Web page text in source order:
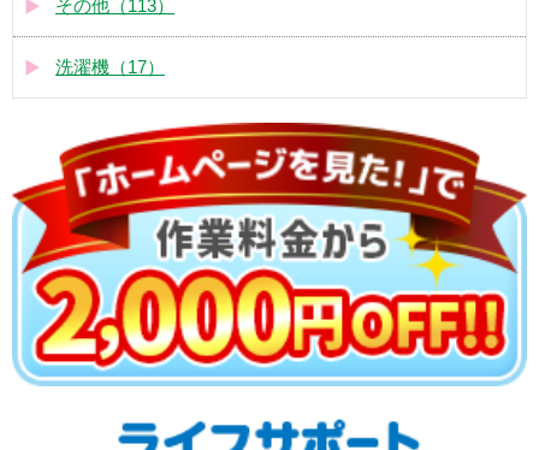
その他（113）
洗濯機（17）